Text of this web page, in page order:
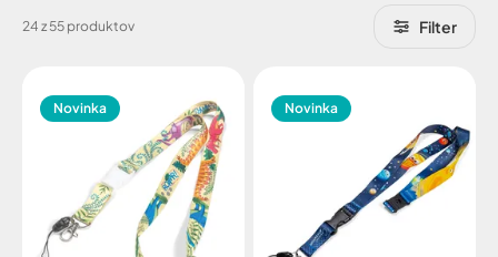
24 z 55 produktov Filter
Novinka Novinka